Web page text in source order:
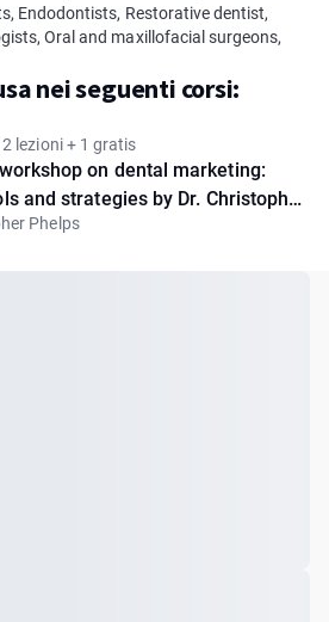
Endodontists, Restorative dentist,
Oral and maxillofacial surgeons,
nei seguenti corsi:
lezioni + 1 gratis
on dental marketing:
and strategies by Dr. Christopher
Phelps